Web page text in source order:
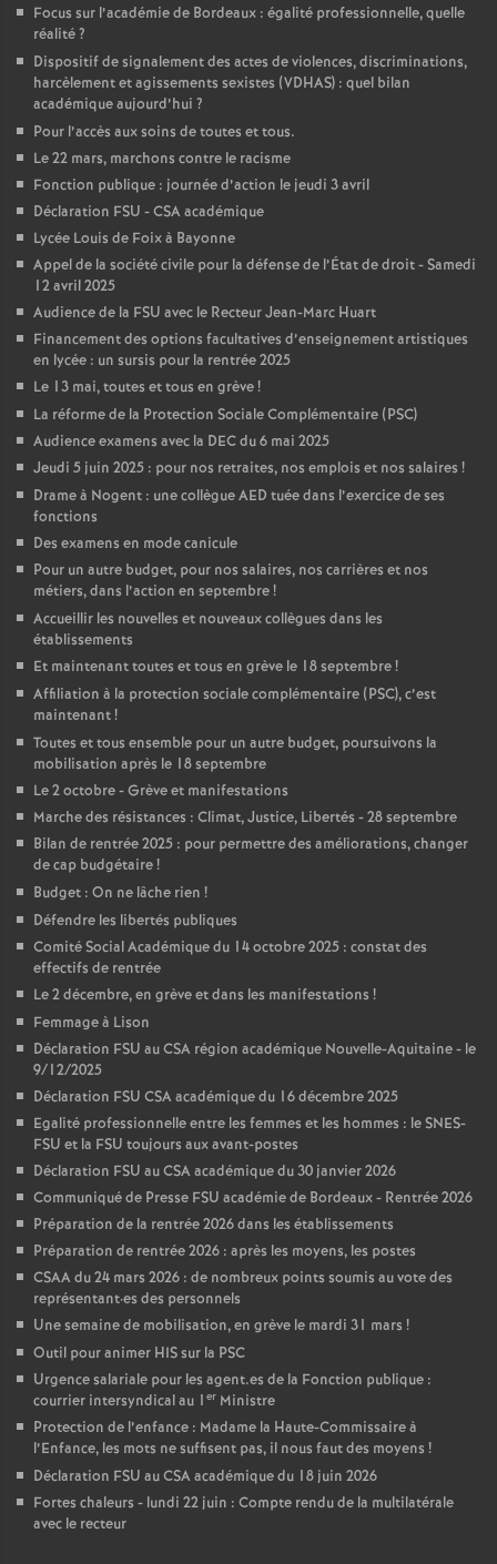
Focus sur l’académie de Bordeaux : égalité professionnelle, quelle
réalité?
Dispositif de signalement des actes de violences, discriminations,
harcèlement et agissements sexistes (VDHAS) : quel bilan
académique aujourd’hui ?
Pour l’accès aux soins de toutes et tous.
Le 22 mars, marchons contre le racisme
Fonction publique : journée d’action le jeudi 3 avril
Déclaration FSU - CSA académique
Lycée Louis de Foix à Bayonne
Appel de la société civile pour la défense de l’État de droit - Samedi
12 avril 2025
Audience de la FSU avec le Recteur Jean-Marc Huart
Financement des options facultatives d’enseignement artistiques
en lycée : un sursis pour la rentrée 2025
Le 13 mai, toutes et tous en grève!
La réforme de la Protection Sociale Complémentaire (PSC)
Audience examens avec la DEC du 6 mai 2025
Jeudi 5 juin 2025 : pour nos retraites, nos emplois et nos salaires !
Drame à Nogent : une collègue AED tuée dans l’exercice de ses
fonctions
Des examens en mode canicule
Pour un autre budget, pour nos salaires, nos carrières et nos
métiers, dans l’action en septembre!
Accueillir les nouvelles et nouveaux collègues dans les
établissements
Et maintenant toutes et tous en grève le 18 septembre!
Affiliation à la protection sociale complémentaire (PSC), c’est
maintenant!
Toutes et tous ensemble pour un autre budget, poursuivons la
mobilisation après le 18 septembre
Le 2 octobre - Grève et manifestations
Marche des résistances : Climat, Justice, Libertés - 28 septembre
Bilan de rentrée 2025 : pour permettre des améliorations, changer
de cap budgétaire!
Budget : On ne lâche rien !
Défendre les libertés publiques
Comité Social Académique du 14 octobre 2025 : constat des
effectifs de rentrée
Le 2 décembre, en grève et dans les manifestations !
Femmage à Lison
Déclaration FSU au CSA région académique Nouvelle-Aquitaine - le
9/12/2025
Déclaration FSU CSA académique du 16 décembre 2025
Egalité professionnelle entre les femmes et les hommes : le SNES-
FSU et la FSU toujours aux avant-postes
Déclaration FSU au CSA académique du 30 janvier 2026
Communiqué de Presse FSU académie de Bordeaux - Rentrée 2026
Préparation de la rentrée 2026 dans les établissements
Préparation de rentrée 2026 : après les moyens, les postes
CSAA du 24 mars 2026 : de nombreux points soumis au vote des
représentant·es des personnels
Une semaine de mobilisation, en grève le mardi 31 mars !
Outil pour animer HIS sur la PSC
Urgence salariale pour les agent.es de la Fonction publique :
courrier intersyndical au 1 er Ministre
Protection de l’enfance : Madame la Haute-Commissaire à
l’Enfance, les mots ne suffisent pas, il nous faut des moyens !
Déclaration FSU au CSA académique du 18 juin 2026
Fortes chaleurs - lundi 22 juin : Compte rendu de la multilatérale
avec le recteur